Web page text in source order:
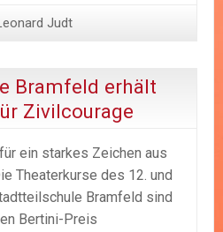
Judt
Bramfeld erhält
Zivilcourage
ein starkes Zeichen aus
Theaterkurse des 12. und
Bramfeld sind
Bertini-Preis